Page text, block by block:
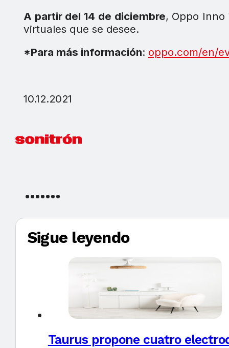
A partir del 14 de diciembre, Oppo
virtuales que se desee.
*Para más información: oppo.com/en/
10.12.2021
Sigue leyendo
Taurus propone cuatro